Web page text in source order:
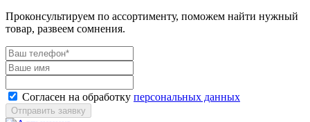
Проконсультируем по ассортименту, поможем найти нужный
товар, развеем сомнения.
Согласен на обработку персональных данных
Отправить заявку